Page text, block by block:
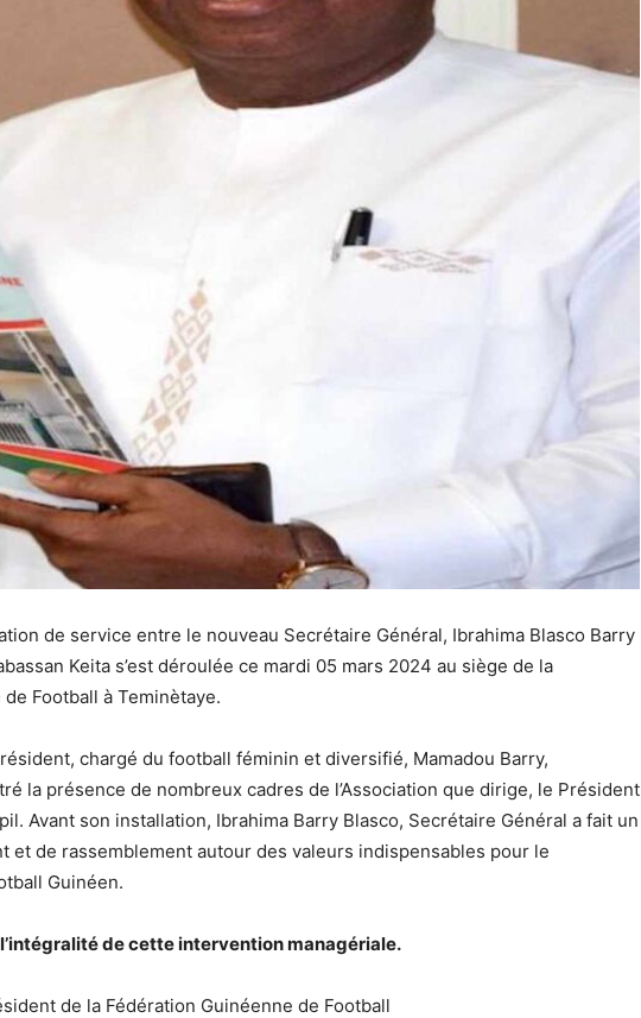
de service entre le nouveau Secrétaire Général, Ibrahima Blasco Barry
Keita s’est déroulée ce mardi 05 mars 2024 au siège de la
Football à Teminètaye.
chargé du football féminin et diversifié, Mamadou Barry,
la présence de nombreux cadres de l’Association que dirige, le Président
Avant son installation, Ibrahima Barry Blasco, Secrétaire Général a fait un
et de rassemblement autour des valeurs indispensables pour le
Guinéen.
de cette intervention managériale.
de la Fédération Guinéenne de Football